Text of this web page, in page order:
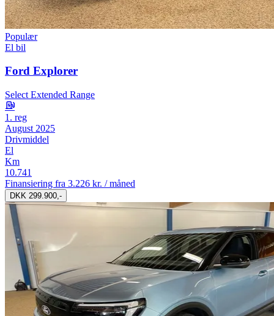
Populær
El bil
Ford Explorer
Select Extended Range
1. reg
August 2025
Drivmiddel
El
Km
10.741
Finansiering fra 3.226 kr. / måned
DKK 299.900,-